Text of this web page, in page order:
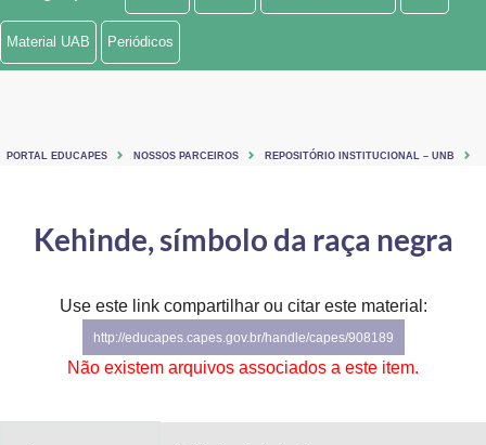
Ministério de Minas e Energia
Ministério da Mulher, da Família e dos Direitos Humanos
Secretaria-Geral
Material UAB Periódicos
PORTAL EDUCAPES NOSSOS PARCEIROS REPOSITÓRIO INSTITUCIONAL – UNB
Kehinde, símbolo da raça negra
Use este link compartilhar ou citar este material:
http://educapes.capes.gov.br/handle/capes/908189
Não existem arquivos associados a este item.